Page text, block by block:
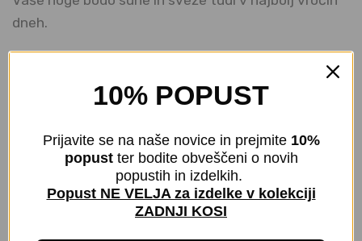
dneh.
V kompletu prejmete 3 pare nogavic v izbrani barvi.
Sestava
80 % bambus, 17 % poliamid, 3 % elastan
10% POPUST
Prijavite se na naše novice in prejmite 10%
popust ter bodite obveščeni o novih
popustih in izdelkih.
Popust NE VELJA za izdelke v kolekciji
ZADNJI KOSI